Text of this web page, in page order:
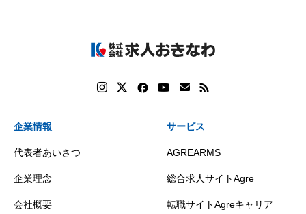
企業情報
代表者あいさつ
企業理念
会社概要
サービス
AGREARMS
総合求人サイトAgre
転職サイトAgreキャリア